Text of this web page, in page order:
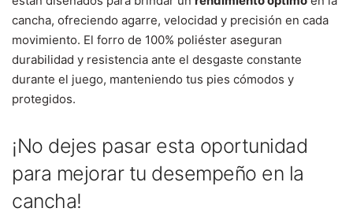
cancha, ofreciendo agarre, velocidad y precisión en cada
movimiento. El forro de 100% poliéster aseguran
durabilidad y resistencia ante el desgaste constante
durante el juego, manteniendo tus pies cómodos y
protegidos.
¡No dejes pasar esta oportunidad
para mejorar tu desempeño en la
cancha!